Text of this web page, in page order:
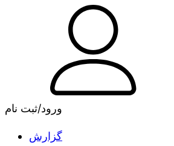
ورود/ثبت نام
گزارش